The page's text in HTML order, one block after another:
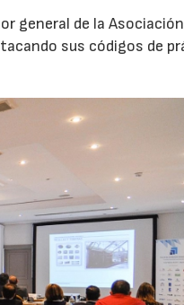
general de la
sus códigos de